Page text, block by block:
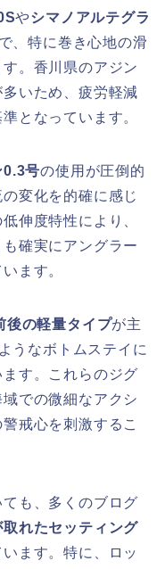
やシマノアルテグラ
、特に巻き心地の滑
。香川県のアジン
いため、疲労軽減
となっています。
0.3号の使用が圧倒的
変化を的確に感じ
伸度特性により、
確実にアングラー
ます。
後の軽量タイプが主
うなボトムステイに
す。これらのジグ
での微細なアクシ
戒心を刺激するこ
も、多くのブログ
れたセッティング
ます。特に、ロッ